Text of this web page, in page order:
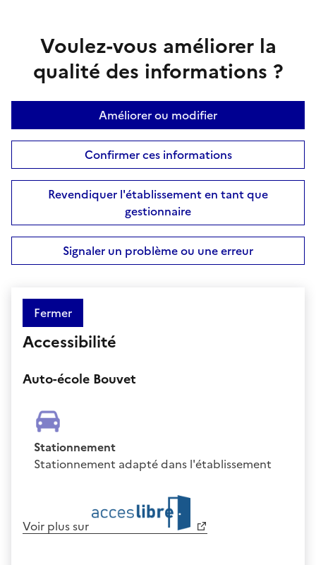
Voulez-vous améliorer la
qualité des informations ?
Améliorer ou modifier
Confirmer ces informations
Revendiquer l'établissement en tant que
gestionnaire
Signaler un problème ou une erreur
Fermer
Accessibilité
Auto-école Bouvet
Stationnement
Stationnement adapté dans l'établissement
Voir plus sur